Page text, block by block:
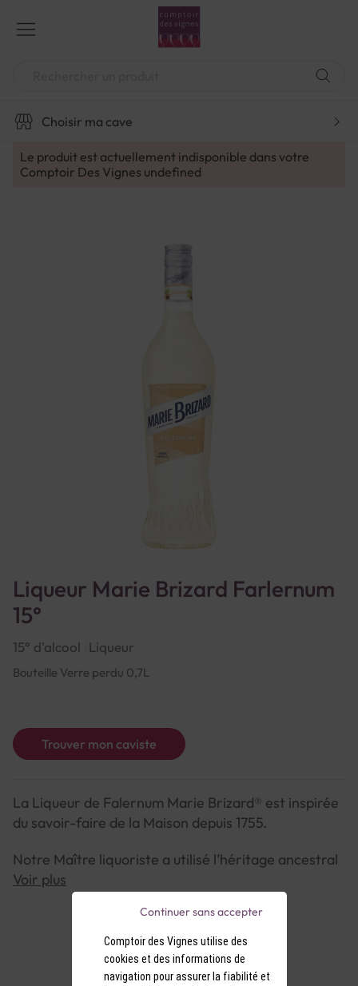
contenu
Choisir ma cave
Le produit est actuellement indisponible dans votre
Comptoir Des Vignes undefined
Liqueur Marie Brizard Farlernum
15°
15° d'alcool Liqueur
Bouteille Verre perdu 0,7L
Trouver mon caviste
La Liqueur de Falernum Marie Brizard® est inspirée
du savoir-faire de la Maison depuis 1755.
Notre Maître liquoriste a utilisé l’héritage ancestral
de la Maison pour rechercher et associer les
meilleurs ingrédients provenant du monde entier, et
élaborer cette liqueur aromatique, intense et
La Liqueur de Falernum Marie Brizard® révèle des
Voir plus
Comptoir des Vignes utilise des
cookies et des informations de
navigation pour assurer la fiabilité et
Continuer sans accepter